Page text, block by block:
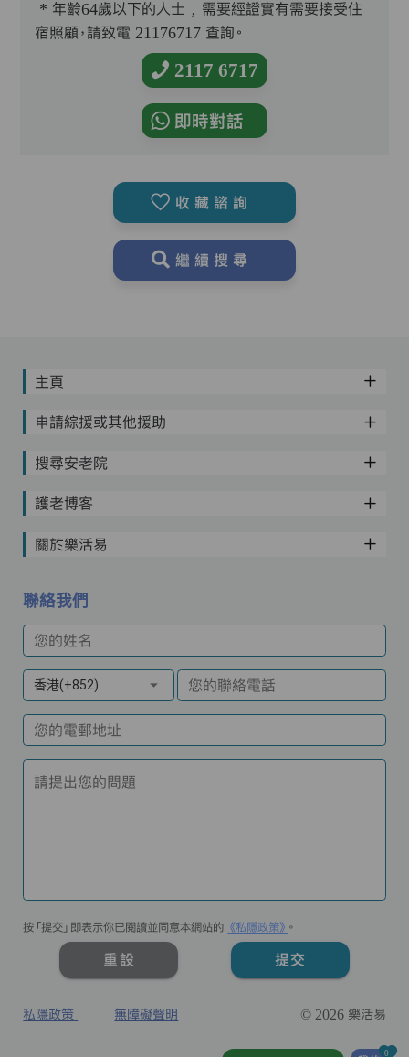
* 年齡64歲以下的人士﹐需要經證實有需要接受住
宿照顧，請致電 21176717 查詢。
2117 6717
即時對話
收藏諮詢
繼續搜尋
主頁
申請綜援或其他援助
搜尋安老院
護老博客
關於樂活易
聯絡我們
您的姓名
香港(+852) 您的聯絡電話
您的電郵地址
請提出您的問題
按「提交」即表示你已閱讀並同意本網站的 《私隱政策》 。
重設 提交
私隱政策 無障礙聲明 © 2026 樂活易
0